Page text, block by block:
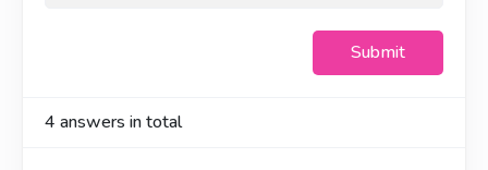
Submit
4 answers in total